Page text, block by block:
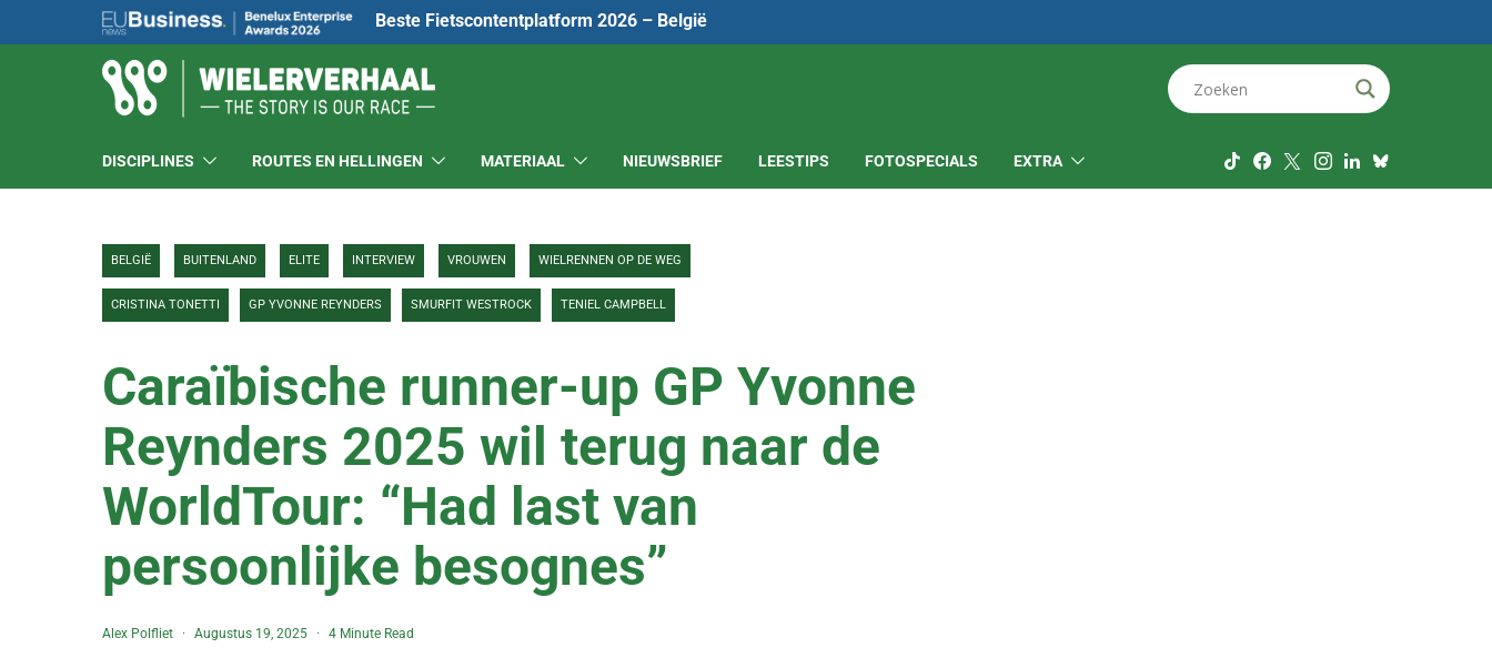
Beste Fietscontentplatform 2026 – België
DISCIPLINES ROUTES EN HELLINGEN MATERIAAL NIEUWSBRIEF LEESTIPS FOTOSPECIALS EXTRA
BELGIË BUITENLAND ELITE INTERVIEW VROUWEN WIELRENNEN OP DE WEG
CRISTINA TONETTI GP YVONNE REYNDERS SMURFIT WESTROCK TENIEL CAMPBELL
Caraïbische runner-up GP Yvonne
Reynders 2025 wil terug naar de
WorldTour: “Had last van
persoonlijke besognes”
Alex Polfliet Augustus 19, 2025 4 Minute Read